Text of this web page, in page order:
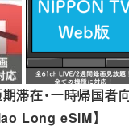
期滞在・一時帰国者
Long eSIM】